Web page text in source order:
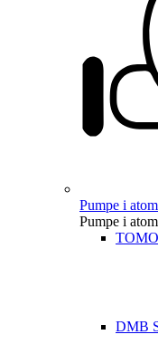
Pumpe i
Pumpe i
DMB